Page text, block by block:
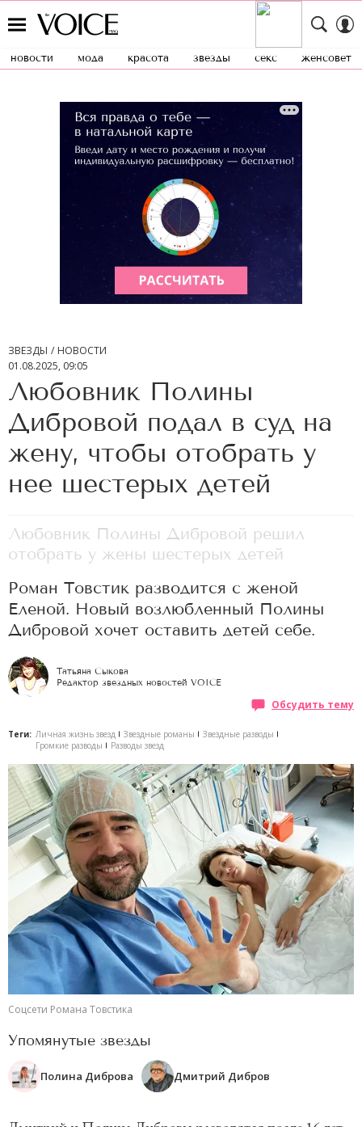
новости мода красота звезды секс женсовет
ЗВЕЗДЫ
НОВОСТИ
01.08.2025, 09:05
Любовник Полины
Дибровой подал в суд на
жену, чтобы отобрать у
нее шестерых детей
Любовник Полины Дибровой решил
отобрать у жены шестерых детей
Роман Товстик разводится с женой
Еленой. Новый возлюбленный Полины
Дибровой хочет оставить детей себе.
Татьяна Сыкова
Редактор звездных новостей VOICE
Обсудить тему
Теги: Личная жизнь звезд Звездные романы
Звездные разводы
Громкие разводы
Разводы звезд
Соцсети Романа Товстика
Упомянутые звезды
Полина Диброва Дмитрий Дибров